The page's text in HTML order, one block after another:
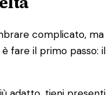
complicato, ma
fare il primo passo: il